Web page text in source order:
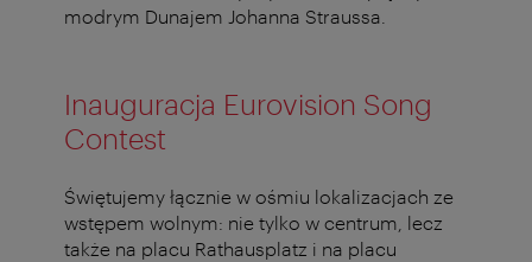
modrym Dunajem Johanna Straussa.
Inauguracja Eurovision Song
Contest
Świętujemy łącznie w ośmiu lokalizacjach ze
wstępem wolnym: nie tylko w centrum, lecz
także na placu Rathausplatz i na placu